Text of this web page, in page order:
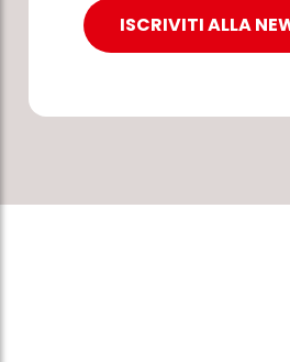
ISCRIVITI ALLA